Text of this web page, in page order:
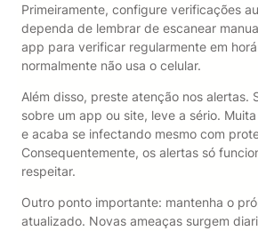
Primeiramente, configure verificações
dependa de lembrar de escanear
app para verificar regularmente em
normalmente não usa o celular.
Além disso, preste atenção nos alertas.
sobre um app ou site, leve a sério.
e acaba se infectando mesmo com
Consequentemente, os alertas só
respeitar.
Outro ponto importante: mantenha o
atualizado. Novas ameaças surgem